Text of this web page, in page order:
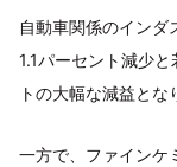
自動車関係のイン
1.1パーセント減少
トの大幅な減益とな
一方で、ファインケ